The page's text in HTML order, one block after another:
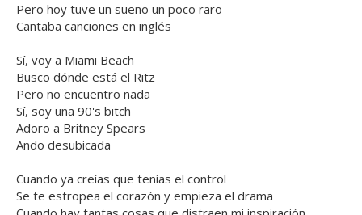
Pero hoy tuve un sueño un poco raro
Cantaba canciones en inglés
Sí, voy a Miami Beach
Busco dónde está el Ritz
Pero no encuentro nada
Sí, soy una 90's bitch
Adoro a Britney Spears
Ando desubicada
Cuando ya creías que tenías el control
Se te estropea el corazón y empieza el drama